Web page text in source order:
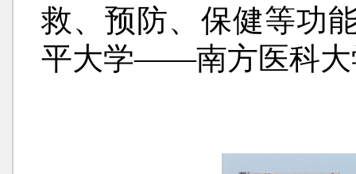
救、预防、保健等功
平大学——南方医科大